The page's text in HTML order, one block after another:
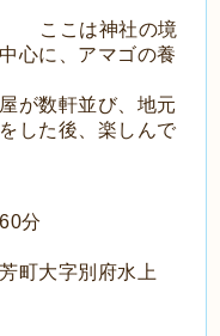
ここは神社の境
心に、アマゴの養
が数軒並び、地元
した後、楽しんで
分
町大字別府水上